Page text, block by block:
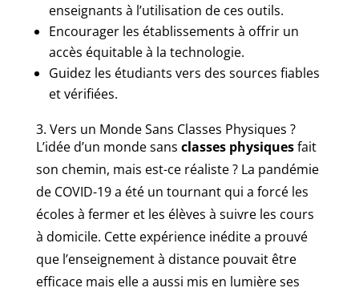
enseignants à l’utilisation de ces outils.
Encourager les établissements à offrir un
accès équitable à la technologie.
Guidez les étudiants vers des sources fiables
et vérifiées.
3. Vers un Monde Sans Classes Physiques ?
L’idée d’un monde sans classes physiquesfait
son chemin, mais est-ce réaliste ? La pandémie
de COVID-19 a été un tournant qui a forcé les
écoles à fermer et les élèves à suivre les cours
à domicile. Cette expérience inédite a prouvé
que l’enseignement à distance pouvait être
efficace mais elle a aussi mis en lumière ses